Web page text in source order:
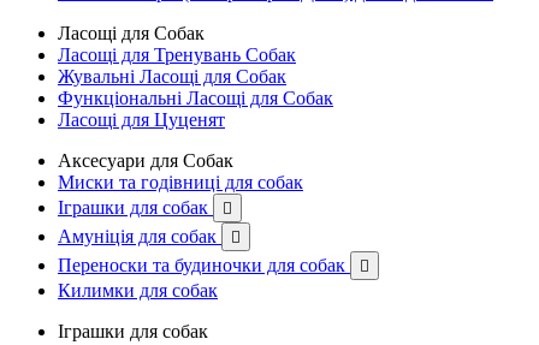
Ласощі для Собак
Ласощі для Тренувань Собак
Жувальні Ласощі для Собак
Функціональні Ласощі для Собак
Ласощі для Цуценят
Аксесуари для Собак
Миски та годівниці для собак
Іграшки для собак

Амуніція для собак 
Переноски та будиночки для собак 
Килимки для собак
Іграшки для собак